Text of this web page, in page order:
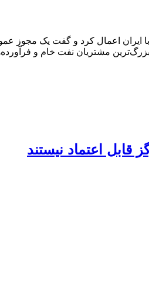
ایران اعمال کرد و گفت یک مجوز
مشتریان نفت خام و
قابل اعتماد نیستند